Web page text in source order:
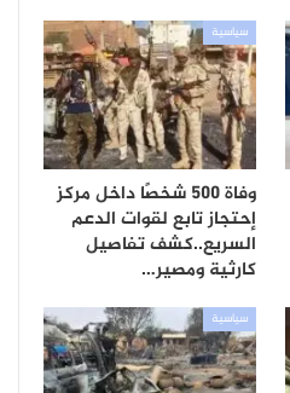
سياسية
وفاة 500 شخصًا داخل مركز
إحتجاز تابع لقوات الدعم
السريع..كشف تفاصيل
كارثية ومصير…
سياسية